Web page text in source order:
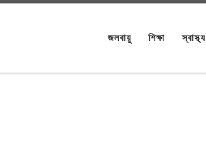
জলবায়ু শিক্ষা স্বাস্থ্য